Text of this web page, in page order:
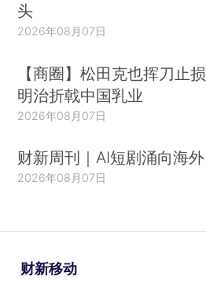
头
2026年08月07日
【商圈】松田克也挥刀止损
明治折戟中国乳业
2026年08月07日
财新周刊｜AI短剧涌向海外
2026年08月07日
财新移动